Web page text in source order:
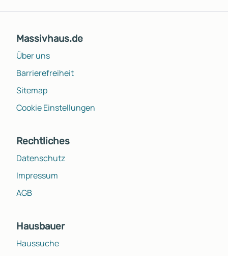
Massivhaus.de
Über uns
Barrierefreiheit
Sitemap
Cookie Einstellungen
Rechtliches
Datenschutz
Impressum
AGB
Hausbauer
Haussuche